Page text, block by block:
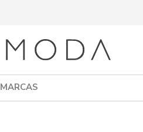
MARCAS